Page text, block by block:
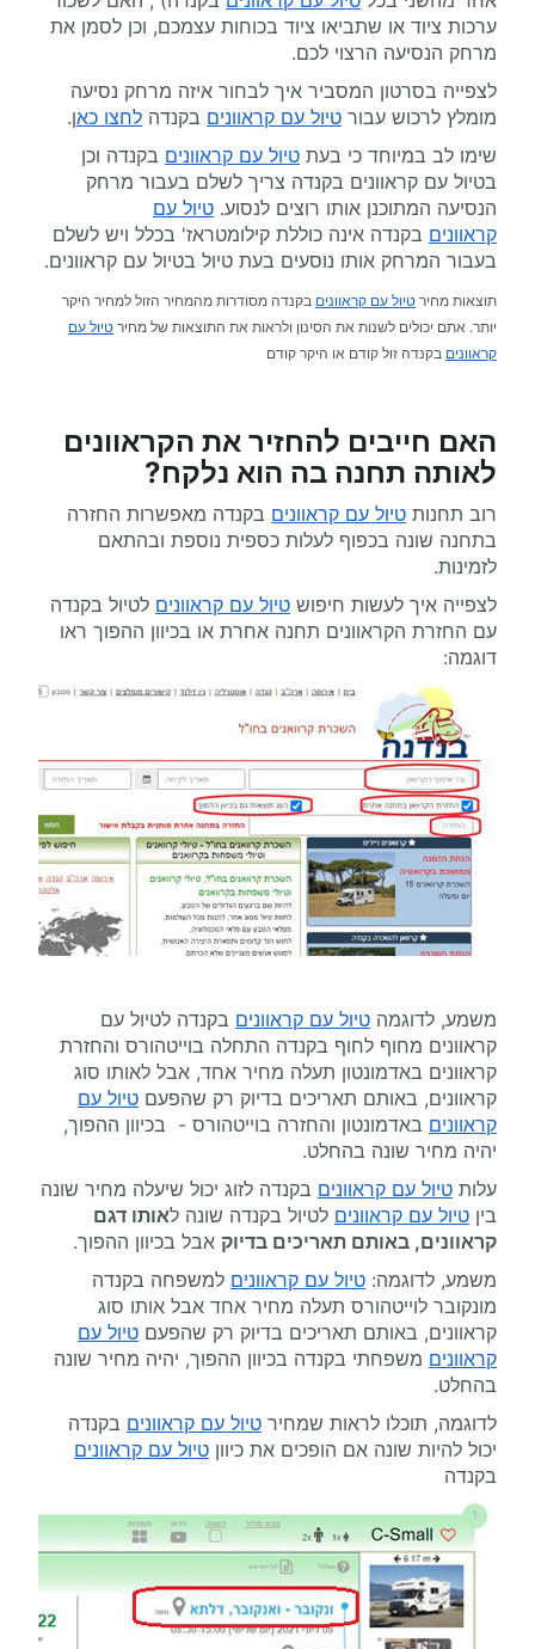
ערכות ציוד או שתביאו ציוד בכוחות עצמכם, וכן לסמן את
מרחק הנסיעה הרצוי לכם.
לצפייה בסרטון המסביר איך לבחור איזה מרחק נסיעה
מומלץ לרכוש עבור טיול עם קראוונים בקנדה לחצו כאן.
שימו לב במיוחד כי בעת טיול עם קראוונים בקנדה וכן
בטיול עם קראוונים בקנדה צריך לשלם בעבור מרחק
הנסיעה המתוכנן אותו רוצים לנסוע. טיול עם
קראוונים בקנדה אינה כוללת קילומטראז' בכלל ויש לשלם
בעבור המרחק אותו נוסעים בעת טיול בטיול עם קראוונים.
תוצאות מחיר טיול עם קראוונים בקנדה מסודרות מהמחיר הזול למחיר היקר
יותר. אתם יכולים לשנות את הסינון ולראות את התוצאות של מחיר טיול עם
קראוונים בקנדה זול קודם או היקר קודם
האם חייבים להחזיר את הקראוונים
לאותה תחנה בה הוא נלקח?
רוב תחנות טיול עם קראוונים בקנדה מאפשרות החזרה
בתחנה שונה בכפוף לעלות כספית נוספת ובהתאם
לזמינות.
לצפייה איך לעשות חיפוש טיול עם קראוונים לטיול בקנדה
עם החזרת הקראוונים תחנה אחרת או בכיוון ההפוך ראו
דוגמה:
משמע, לדוגמה טיול עם קראוונים בקנדה לטיול עם
קראוונים מחוף לחוף בקנדה התחלה בוייטהורס והחזרת
קראוונים באדמונטון תעלה מחיר אחד, אבל לאותו סוג
קראוונים, באותם תאריכים בדיוק רק שהפעם טיול עם
קראוונים באדמונטון והחזרה בוייטהורס - בכיוון ההפוך,
יהיה מחיר שונה בהחלט.
עלות טיול עם קראוונים בקנדה לזוג יכול שיעלה מחיר שונה
בין טיול עם קראוונים לטיול בקנדה שונה לאותו דגם
קראוונים, באותם תאריכים בדיוק אבל בכיוון ההפוך.
משמע, לדוגמה: טיול עם קראוונים למשפחה בקנדה
מונקובר לוייטהורס תעלה מחיר אחד אבל אותו סוג
קראוונים, באותם תאריכים בדיוק רק שהפעם טיול עם
קראוונים משפחתי בקנדה בכיוון ההפוך, יהיה מחיר שונה
בהחלט.
לדוגמה, תוכלו לראות שמחיר טיול עם קראוונים בקנדה
יכול להיות שונה אם הופכים את כיוון טיול עם קראוונים
בקנדה